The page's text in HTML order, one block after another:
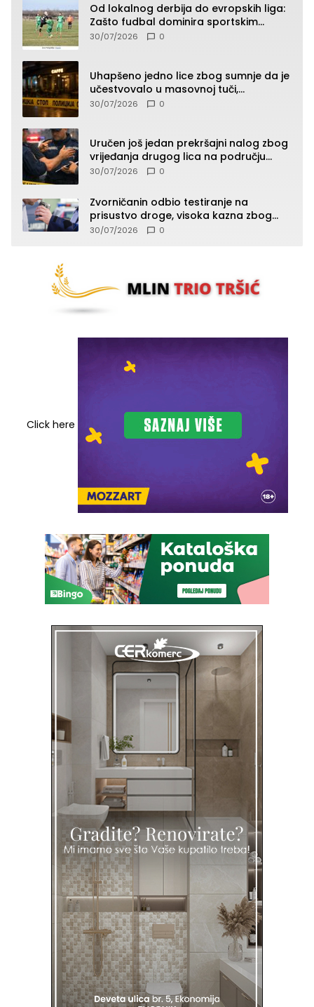
Od lokalnog derbija do evropskih liga:
Zašto fudbal dominira sportskim
klađenjem
30/07/2026 0
Uhapšeno jedno lice zbog sumnje da je
učestvovalo u masovnoj tuči,
maloljetnik zadobio povrede
30/07/2026 0
Uručen još jedan prekršajni nalog zbog
vrijeđanja drugog lica na području
Zvornika
30/07/2026 0
Zvorničanin odbio testiranje na
prisustvo droge, visoka kazna zbog
kršenja Zakona o osnovama
30/07/2026 0
Click here